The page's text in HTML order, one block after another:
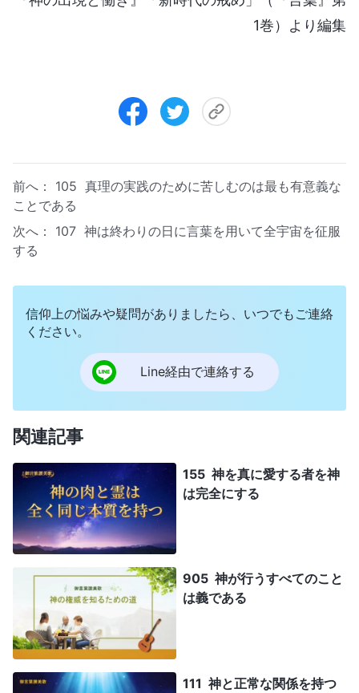
1巻）より編集
前へ： 105 真理の実践のために苦しむのは最も有意義な
ことである
次へ： 107 神は終わりの日に言葉を用いて全宇宙を征服
する
信仰上の悩みや疑問がありましたら、いつでもご連絡
ください。
Line経由で連絡する
関連記事
155 神を真に愛する者を神
は完全にする
905 神が行うすべてのこと
は義である
111 神と正常な関係を持つ